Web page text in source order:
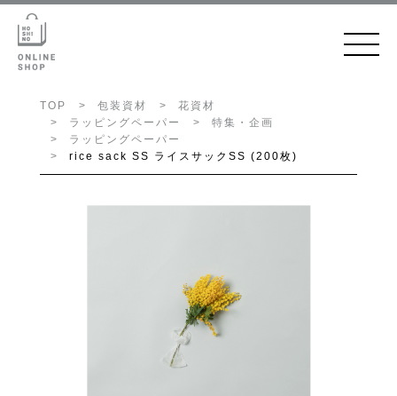
TOP 包装資材
花資材
ラッピングペーパー
特集・企画
ラッピングペーパー
rice sack SS ライスサックSS (200枚)